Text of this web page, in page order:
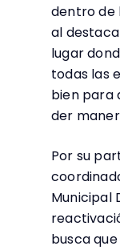
dentro de
al
lugar
todas las
bien para
der
Por su
Municipal
busca